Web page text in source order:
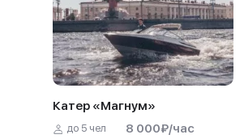
Катер «Магнум»
до 5 чел 8 000₽/час